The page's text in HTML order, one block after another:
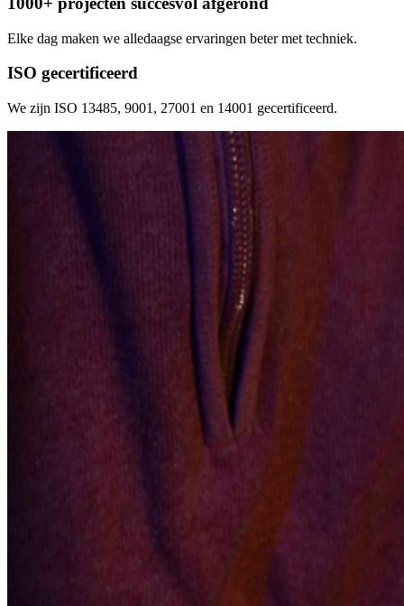
Elke dag maken we alledaagse ervaringen beter met techniek.
ISO gecertificeerd
We zijn ISO 13485, 9001, 27001 en 14001 gecertificeerd.